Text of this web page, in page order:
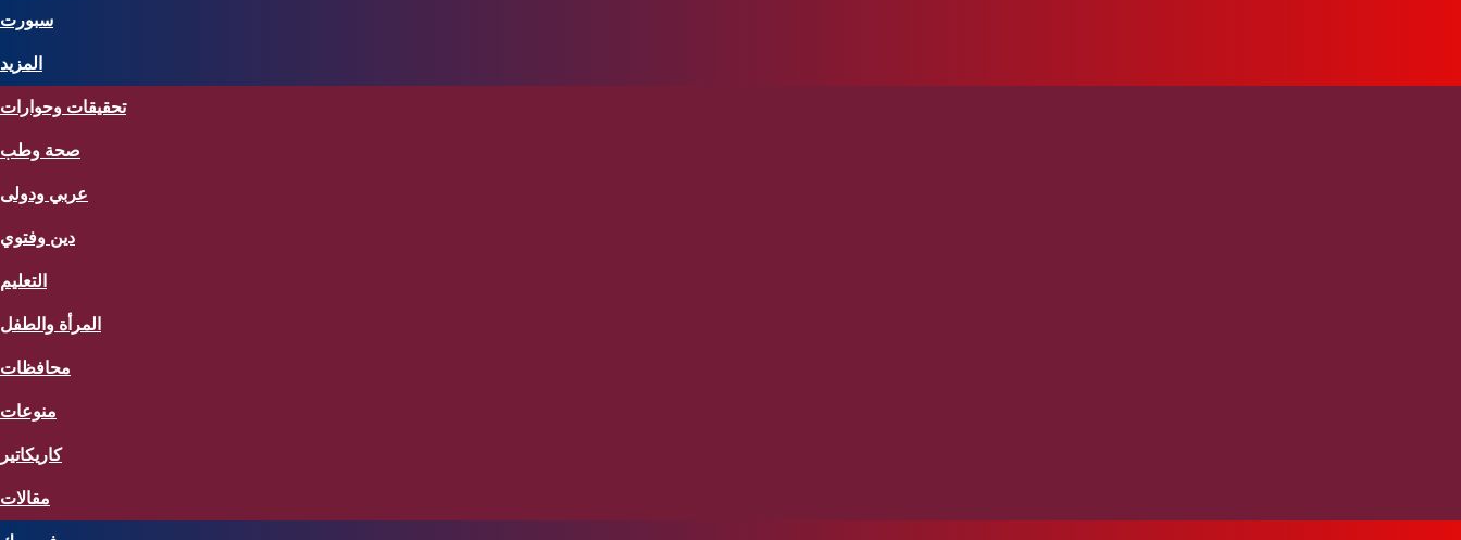
سبورت
المزيد
تحقيقات وحوارات
صحة وطب
عربي ودولى
دين وفتوي
التعليم
المرأة والطفل
محافظات
منوعات
كاريكاتير
مقالات